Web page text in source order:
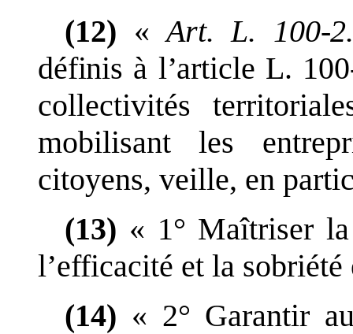
(12) « Art. L. 100‑
définis à l’article L. 100
collectivités
mobilisantles
citoyens, veille, en
(13) « 1° Maîtriser
l’efficacité et la sobriété
(14) « 2° Garantir